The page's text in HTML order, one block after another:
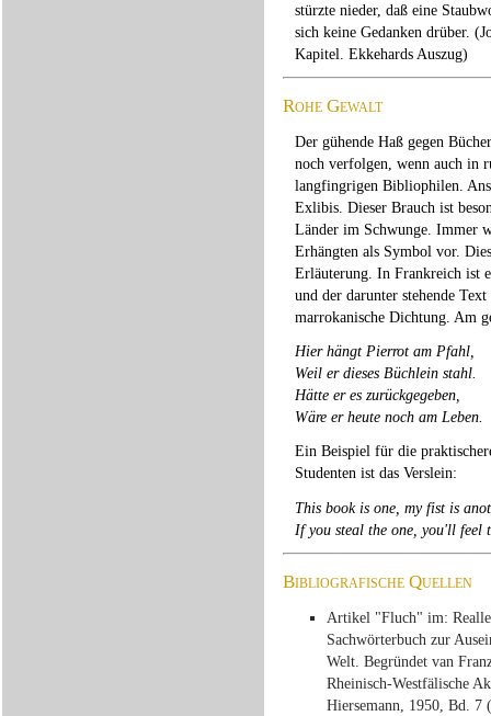
stürzte nieder, daß eine
sich keine Gedanken drüber.
Kapitel. Ekkehards Auszug)
Rohe Gewalt
Der gühende Haß gegen
noch verfolgen, wenn auch in
langfingrigen Bibliophilen.
Exlibis. Dieser Brauch ist
Länder im Schwunge. Immer
Erhängten als Symbol vor.
Erläuterung. In Frankreich ist
und der darunter stehende
marrokanische Dichtung. Am
Hier hängt Pierrot am Pfahl,
Weil er dieses Büchlein stahl.
Hätte er es zurückgegeben,
Wäre er heute noch am Leben.
Ein Beispiel für die
Studenten ist das Verslein:
This book is one, my fist is
If you steal the one, you'll feel
Bibliografische Quellen
Artikel "Fluch" im:
Sachwörterbuch zur
Welt. Begründet van
Rheinisch-Westfälische
Hiersemann, 1950, Bd. 7